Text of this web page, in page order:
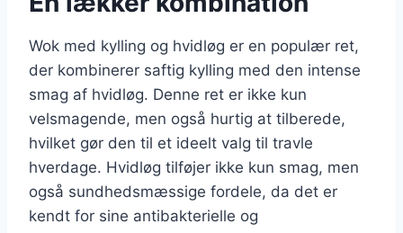
Wok med kylling og hvidløg er en populær ret,
der kombinerer saftig kylling med den intense
smag af hvidløg. Denne ret er ikke kun
velsmagende, men også hurtig at tilberede,
hvilket gør den til et ideelt valg til travle
hverdage. Hvidløg tilføjer ikke kun smag, men
også sundhedsmæssige fordele, da det er
kendt for sine antibakterielle og